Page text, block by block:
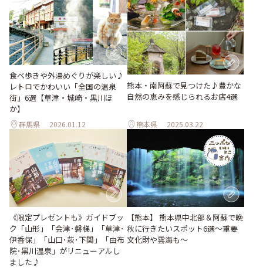
食べ歩きや外湯めぐりが楽しい♪
レトロでかわいい「全国の温泉
街」6選【草津・城崎・黒川ほ
か】
群馬県 2026.01.12
熊本・南阿蘇で見つけた♪豊かな
自然の恵みを感じられるお店4選
熊本県 2025.03.22
《限定プレゼントも》ガイドブッ
ク「山形」「会津･磐梯」「草津･
伊香保」「山口･萩･下関」「由布
院･黒川温泉」がリニューアルし
ました♪
【熊本】 熊本県中北部＆阿蘇で晩
秋に行きたいスポット6選〜重要
文化財や雲海も〜